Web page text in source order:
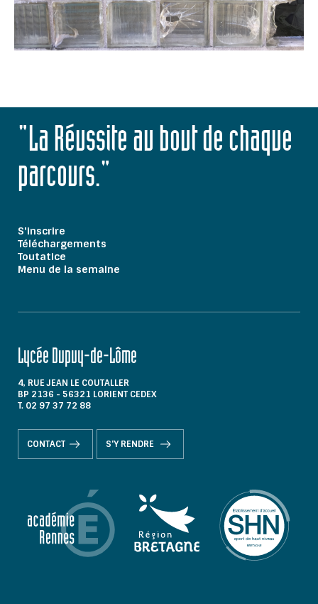
"La Réussite au bout de chaque
parcours."
S'inscrire
Téléchargements
Toutatice
Menu de la semaine
Lycée Dupuy-de-Lôme
4, RUE JEAN LE COUTALLER
BP 2136 - 56321 LORIENT CEDEX
T. 02 97 37 72 88
CONTACT S'Y RENDRE